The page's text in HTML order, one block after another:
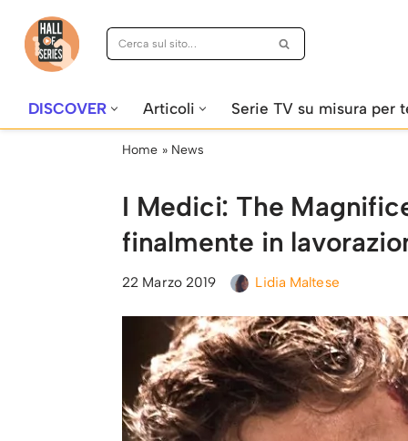
Vai
DISCOVER Articoli Serie TV su misura per
Home » News
I Medici: The
finalmente in
22 Marzo 2019 Lidia Maltese